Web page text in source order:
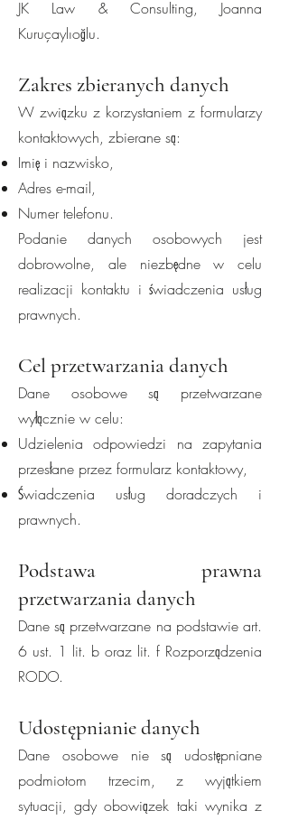
JK Law & Consulting, Joanna
Kuruçaylıoğlu.
Zakres zbieranych danych
W związku z korzystaniem z formularzy
kontaktowych, zbierane są:
Imię i nazwisko,
Adres e-mail,
Numer telefonu.
Podanie danych osobowych jest
dobrowolne, ale niezbędne w celu
realizacji kontaktu i świadczenia usług
prawnych.
Cel przetwarzania danych
Dane osobowe są przetwarzane
wyłącznie w celu:
Udzielenia odpowiedzi na zapytania
przesłane przez formularz kontaktowy,
Świadczenia usług doradczych i
prawnych.
Podstawa prawna
przetwarzania danych
Dane są przetwarzane na podstawie art.
6 ust. 1 lit. b oraz lit. f Rozporządzenia
RODO.
Udostępnianie danych
Dane osobowe nie są udostępniane
podmiotom trzecim, z wyjątkiem
sytuacji, gdy obowiązek taki wynika z